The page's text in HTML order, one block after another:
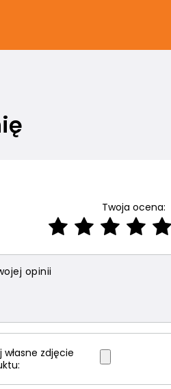
Twoja ocena:
opinii
własne zdjęcie